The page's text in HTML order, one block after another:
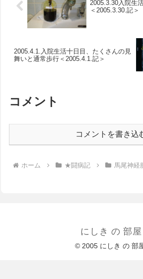
2005.3.30入院生
＜2005.3.30.記＞
2005.4.1.入院生活十日目、たくさんの見
舞いと通常歩行＜2005.4.1.記＞
コメント
コメントを書き込
ホーム ★闘病記 馬尾神経
にしき の 部屋
© 2005 にしき の 部